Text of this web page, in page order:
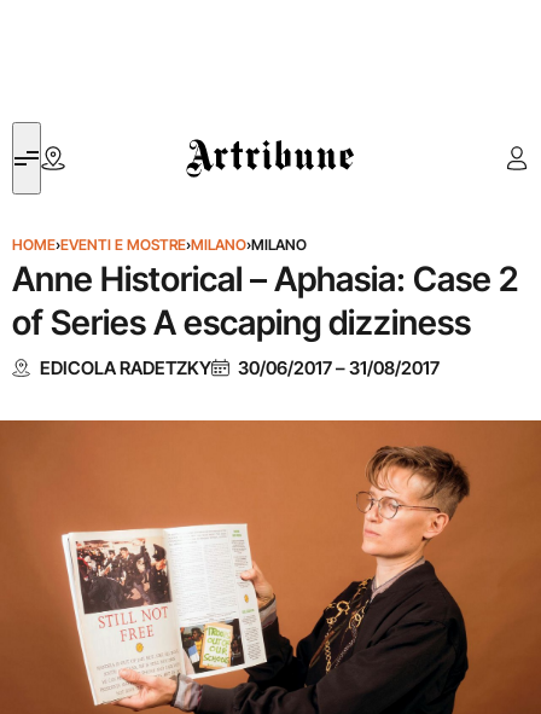
Artribune
HOME›EVENTI E MOSTRE›MILANO›MILANO
Anne Historical – Aphasia: Case 2
of Series A escaping dizziness
EDICOLA RADETZKY 30/06/2017–31/08/2017